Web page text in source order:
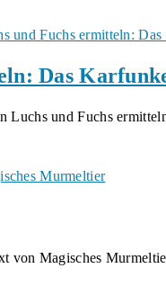
Das
Luchs und Fuchs
von Magisches